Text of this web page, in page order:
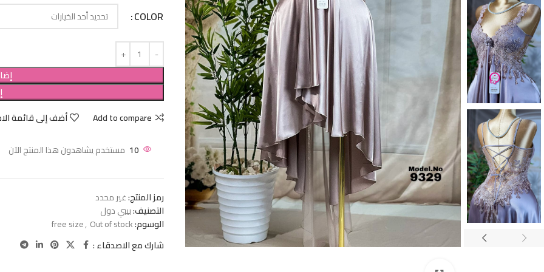
COLOR
Add to compare
أضف إلى قائمة
10 مستخدم يشاهدون هذا المنتج الآن
رمز المنتج:غير محدد
التصنيف:بيبي دول
الوسوم:
free size, Out of stock
شارك مع الاصدقاء :